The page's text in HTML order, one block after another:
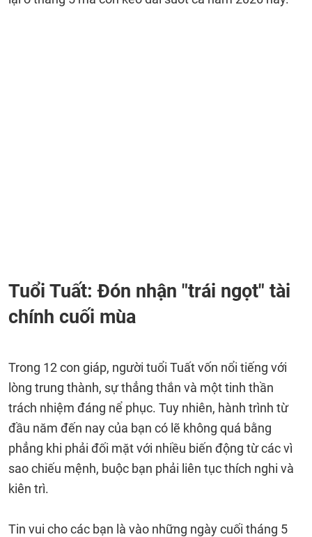
Tuổi Tuất: Đón nhận "trái ngọt" tài
chính cuối mùa
Trong 12 con giáp, người tuổi Tuất vốn nổi tiếng với
lòng trung thành, sự thẳng thắn và một tinh thần
trách nhiệm đáng nể phục. Tuy nhiên, hành trình từ
đầu năm đến nay của bạn có lẽ không quá bằng
phẳng khi phải đối mặt với nhiều biến động từ các vì
sao chiếu mệnh, buộc bạn phải liên tục thích nghi và
kiên trì.
Tin vui cho các bạn là vào những ngày cuối tháng 5